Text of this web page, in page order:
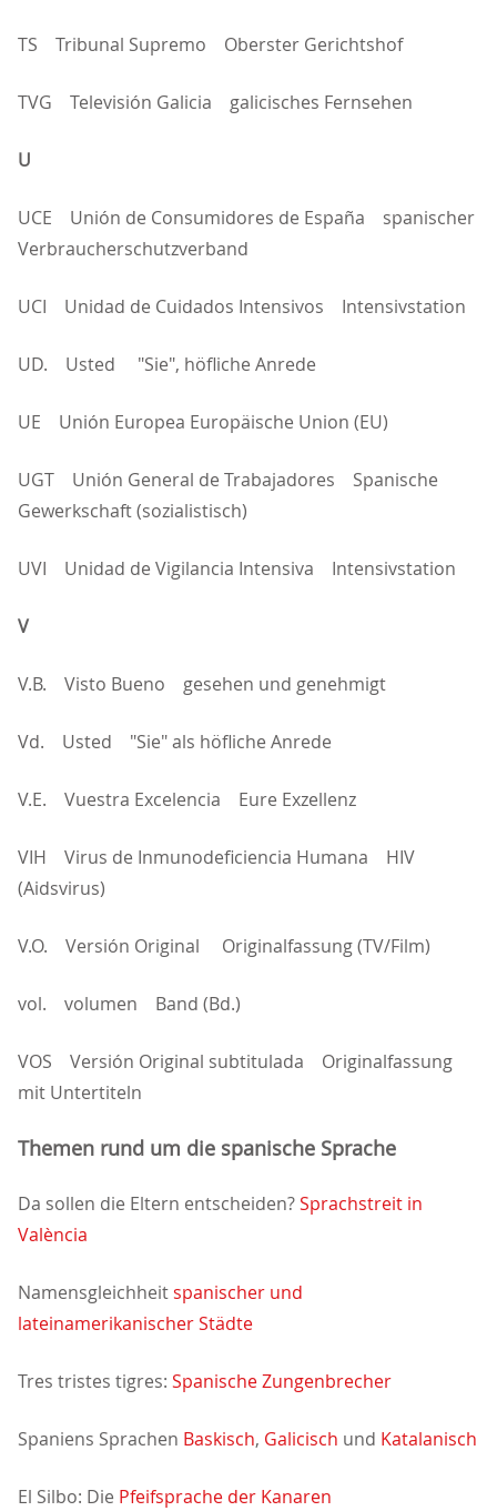
TS Tribunal Supremo Oberster Gerichtshof
TVG Televisión Galicia galicisches Fernsehen
U
UCE Unión de Consumidores de España spanischer
Verbraucherschutzverband
UCI Unidad de Cuidados Intensivos Intensivstation
UD. Usted "Sie", höfliche Anrede
UE Unión Europea Europäische Union (EU)
UGT Unión General de Trabajadores Spanische
Gewerkschaft (sozialistisch)
UVI Unidad de Vigilancia Intensiva Intensivstation
V
V.B. Visto Bueno gesehen und genehmigt
Vd. Usted "Sie" als höfliche Anrede
V.E. Vuestra Excelencia Eure Exzellenz
VIH Virus de Inmunodeficiencia Humana HIV
(Aidsvirus)
V.O. Versión Original Originalfassung (TV/Film)
vol. volumen Band (Bd.)
VOS Versión Original subtitulada Originalfassung
mit Untertiteln
Themen rund um die spanische Sprache
Da sollen die Eltern entscheiden?Sprachstreit in
València
Namensgleichheitspanischer und
lateinamerikanischer Städte
Tres tristes tigres: Spanische Zungenbrecher
Spaniens Sprachen Baskisch, Galicisch und Katalanisch
El Silbo: Die Pfeifsprache der Kanaren